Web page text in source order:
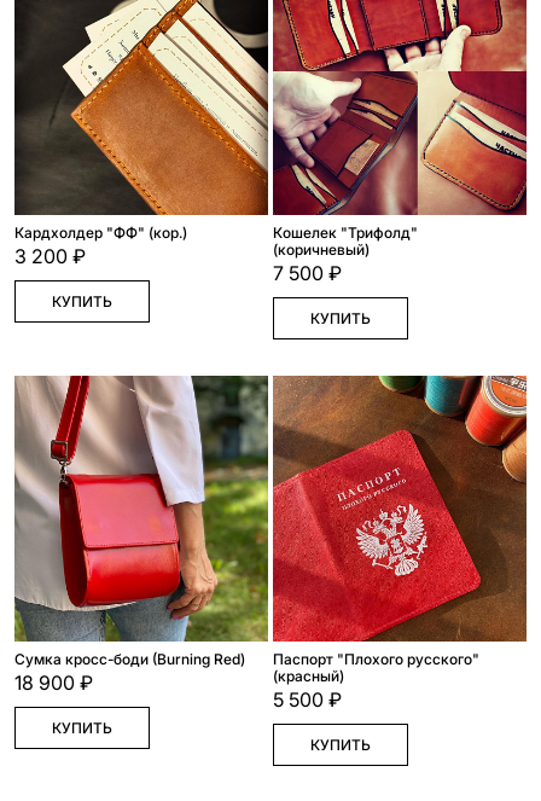
Кардхолдер "ФФ" (кор.)
3 200 ₽
КУПИТЬ
Кошелек "Трифолд"
(коричневый)
7 500 ₽
КУПИТЬ
Сумка кросс-боди (Burning Red)
18 900 ₽
КУПИТЬ
Паспорт "Плохого русского"
(красный)
5 500 ₽
КУПИТЬ